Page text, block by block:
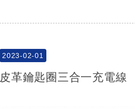
2023-02-01
皮革鑰匙圈三合一充電線